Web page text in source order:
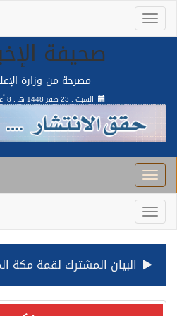
صحيفة
مصرحة من وزارة
السبت , 23 صفر 1448 هـ , 8 أغسطس 2026 م |